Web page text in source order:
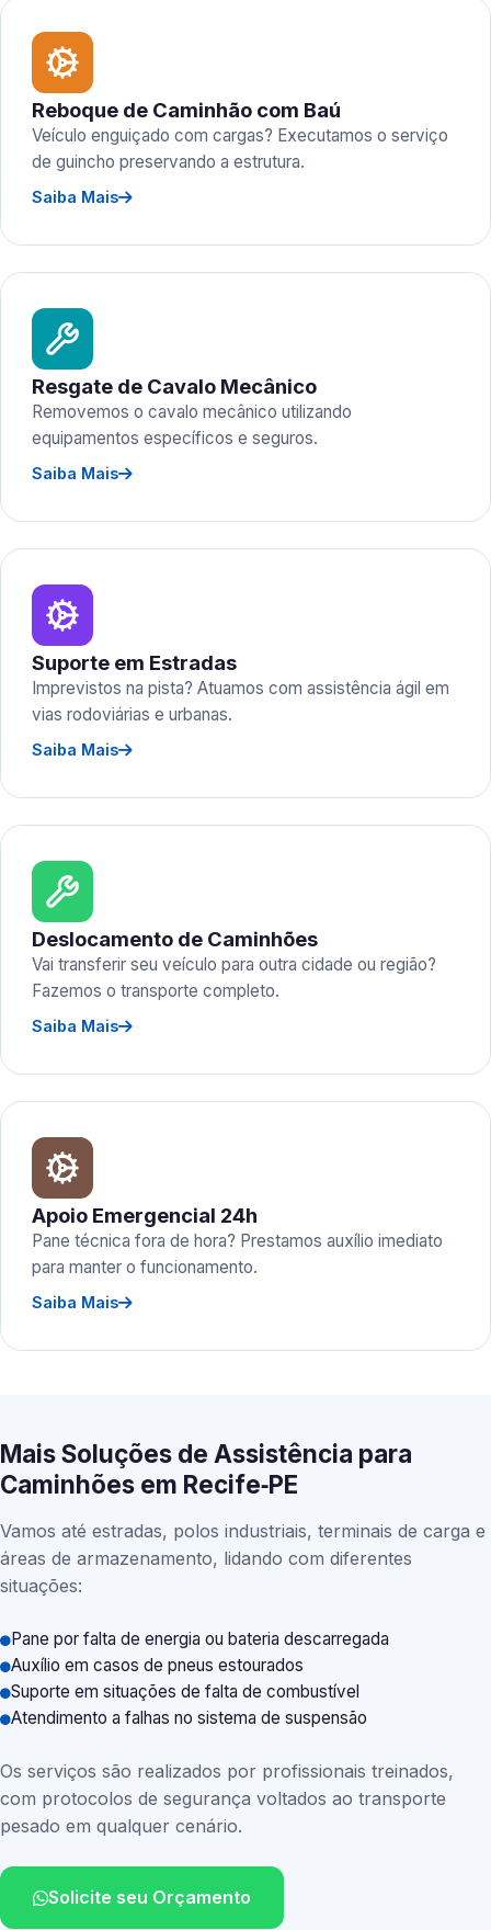
Reboque de Caminhão com Baú
Veículo enguiçado com cargas? Executamos o serviço
de guincho preservando a estrutura.
Saiba Mais
Resgate de Cavalo Mecânico
Removemos o cavalo mecânico utilizando
equipamentos específicos e seguros.
Saiba Mais
Suporte em Estradas
Imprevistos na pista? Atuamos com assistência ágil em
vias rodoviárias e urbanas.
Saiba Mais
Deslocamento de Caminhões
Vai transferir seu veículo para outra cidade ou região?
Fazemos o transporte completo.
Saiba Mais
Apoio Emergencial 24h
Pane técnica fora de hora? Prestamos auxílio imediato
para manter o funcionamento.
Saiba Mais
Mais Soluções de Assistência para
Caminhões em Recife‑PE
Vamos até estradas, polos industriais, terminais de carga e
áreas de armazenamento, lidando com diferentes
situações:
Pane por falta de energia ou bateria descarregada
Auxílio em casos de pneus estourados
Suporte em situações de falta de combustível
Atendimento a falhas no sistema de suspensão
Os serviços são realizados por profissionais treinados,
com protocolos de segurança voltados ao transporte
pesado em qualquer cenário.
Solicite seu Orçamento